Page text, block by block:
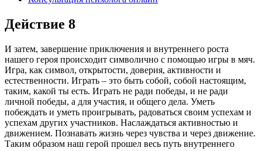
Действие 8
И затем, завершение приключения и внутреннего роста
нашего героя происходит символично с помощью игры в мяч.
Игра, как символ, открытости, доверия, активности и
естественности. Играть – это быть собой, собой настоящим,
таким, какой ты есть. Играть не ради победы, и не ради
личной победы, а для участия, и общего дела. Уметь
побеждать и уметь проигрывать, радоваться своим успехам и
успехам других участников. Наслаждаться активностью и
движением. Познавать жизнь через чувства и через движение.
Таким образом наш герой прошел весь путь внутреннего